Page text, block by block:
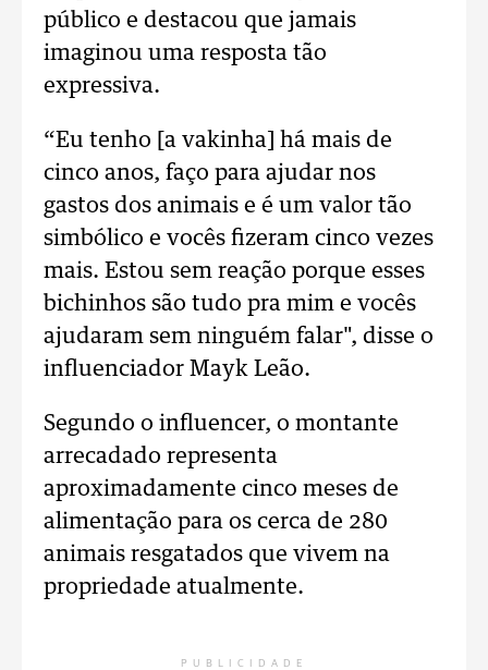
público e destacou que jamais
imaginou uma resposta tão
expressiva.
“Eu tenho [a vakinha] há mais de
cinco anos, faço para ajudar nos
gastos dos animais e é um valor tão
simbólico e vocês fizeram cinco vezes
mais. Estou sem reação porque esses
bichinhos são tudo pra mim e vocês
ajudaram sem ninguém falar", disse o
influenciador Mayk Leão.
Segundo o influencer, o montante
arrecadado representa
aproximadamente cinco meses de
alimentação para os cerca de 280
animais resgatados que vivem na
propriedade atualmente.
PUBLICIDADE